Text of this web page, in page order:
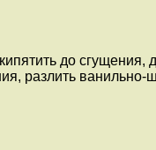
до
разлить